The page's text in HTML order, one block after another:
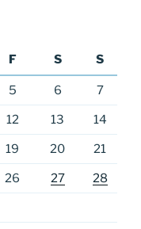
F S S
5 6 7
12 13 14
19 20 21
26 27 28